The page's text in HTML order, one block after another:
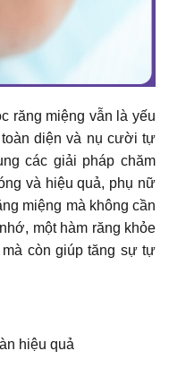
răng miệng vẫn là yếu
diện và nụ cười tự
các giải pháp chăm
và hiệu quả, phụ nữ
miệng mà không cần
một hàm răng khỏe
còn giúp tăng sự tự
hiệu quả